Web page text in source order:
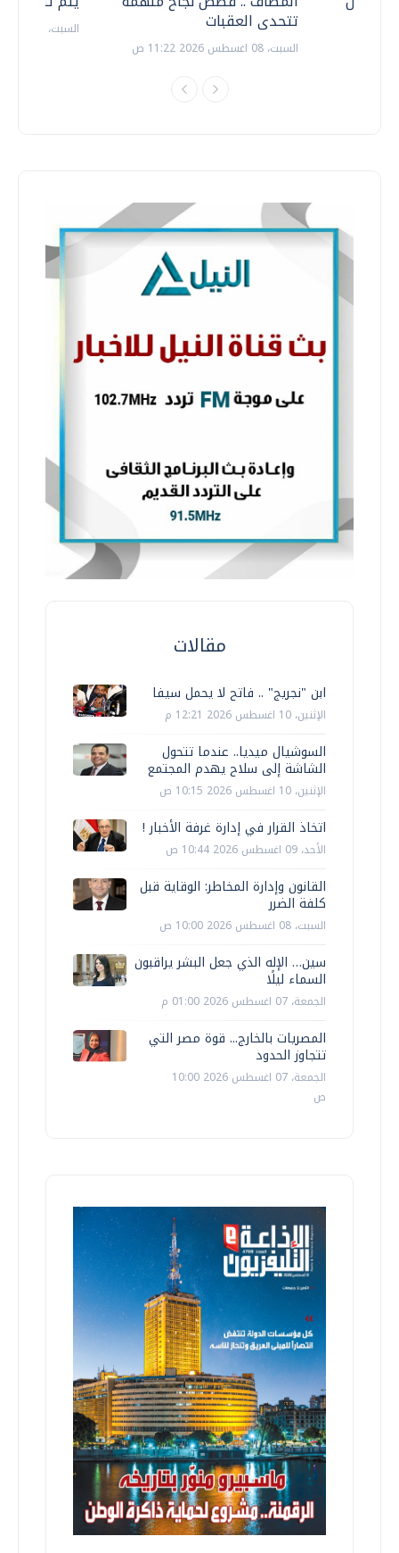
السبت، 18 يوليو 2026 09:22 ص تتحدى العقبات
السبت، 08 اغسطس 2026 11:22 ص
مقالات
ابن "نجريج" .. فاتح لا يحمل سيفا
الإثنين، 10 اغسطس 2026 12:21 م
السوشيال ميديا.. عندما تتحول
الشاشة إلى سلاح يهدم المجتمع
الإثنين، 10 اغسطس 2026 10:15 ص
اتخاذ القرار في إدارة غرفة الأخبار !
الأحد، 09 اغسطس 2026 10:44 ص
القانون وإدارة المخاطر: الوقاية قبل
كلفة الضرر
السبت، 08 اغسطس 2026 10:00 ص
سين… الإله الذي جعل البشر يراقبون
السماء ليلًا
الجمعة، 07 اغسطس 2026 01:00 م
المصريات بالخارج... قوة مصر التي
تتجاوز الحدود
الجمعة، 07 اغسطس 2026 10:00
ص